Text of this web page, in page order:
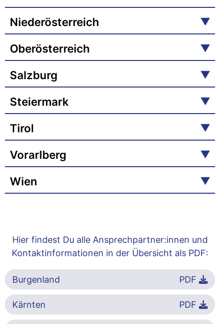
Niederösterreich
Oberösterreich
Salzburg
Steiermark
Tirol
Vorarlberg
Wien
Hier findest Du alle Ansprechpartner:innen und
Kontaktinformationen in der Übersicht als PDF:
Burgenland PDF
Kärnten PDF